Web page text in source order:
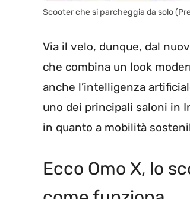
Scooter che si parcheggia da solo
Via il velo, dunque, dal
che combina un look
anche l’intelligenza
uno dei principali saloni in
in quanto a mobilità
Ecco Omo X, lo